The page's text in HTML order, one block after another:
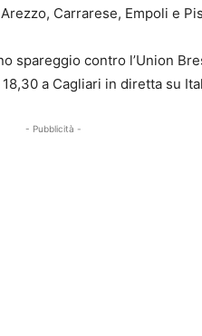
Carrarese, Empoli e
spareggio contro l’Union
a Cagliari in diretta su
- Pubblicità -